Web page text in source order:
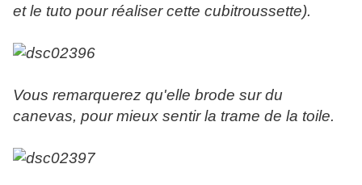
et le tuto pour réaliser cette cubitroussette).
Vous remarquerez qu'elle brode sur du
canevas, pour mieux sentir la trame de la toile.